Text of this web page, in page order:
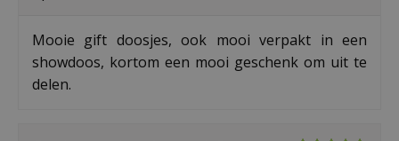
Mooie gift doosjes, ook mooi verpakt in een
showdoos, kortom een mooi geschenk om uit te
delen.